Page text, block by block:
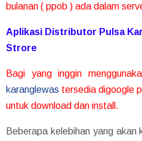
bulanan ( ppob ) ada dalam
Aplikasi Distributor Pulsa
Strore
Bagi yang inggin
karanglewas tersedia digoogle
untuk download dan install.
Beberapa kelebihan yang